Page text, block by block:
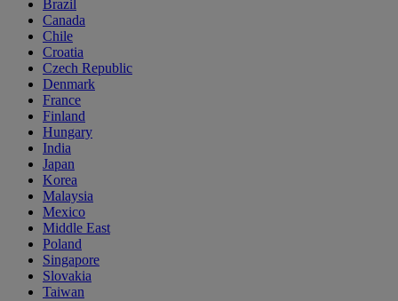
Brazil
Canada
Chile
Croatia
Czech Republic
Denmark
France
Finland
Hungary
India
Japan
Korea
Malaysia
Mexico
Middle East
Poland
Singapore
Slovakia
Taiwan